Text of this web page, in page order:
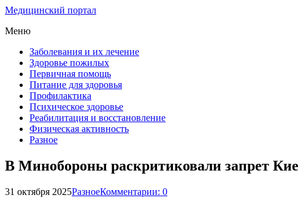
Медицинский портал
Меню
Заболевания и их лечение
Здоровье пожилых
Первичная помощь
Питание для здоровья
Профилактика
Психическое здоровье
Реабилитация и восстановление
Физическая активность
Разное
В Минобороны раскритиковали запрет
31 октября 2025РазноеКомментарии: 0